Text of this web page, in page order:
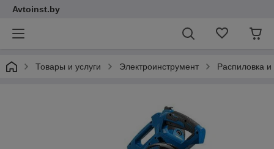
Avtoinst.by
Товары и услуги Электроинструмент Распиловка